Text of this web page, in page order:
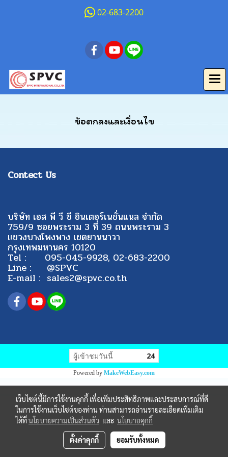
02-683-2200
ข้อตกลงและเงื่อนไข
Contect Us
บริษัท เอส พี วี ซี อินเตอร์เนชั่นแนล จำกัด
759/9 ซอยพระราม 3 ที่ 39 ถนนพระราม 3
แขวงบางโพงพาง เขตยานนาวา
กรุงเทพมหานคร 10120
Tel : 095-045-9928, 02-683-2200
Line : @SPVC
E-mail : sales2@spvc.co.th
ผู้เข้าชมวันนี้ 24
Powered by MakeWebEasy.com
เว็บไซต์นี้มีการใช้งานคุกกี้ เพื่อเพิ่มประสิทธิภาพและประสบการณ์ที่ดี
ในการใช้งานเว็บไซต์ของท่าน ท่านสามารถอ่านรายละเอียดเพิ่มเติม
ได้ที่นโยบายความเป็นส่วนตัว และ นโยบายคุกกี้
ตั้งค่าคุกกี้ ยอมรับทั้งหมด